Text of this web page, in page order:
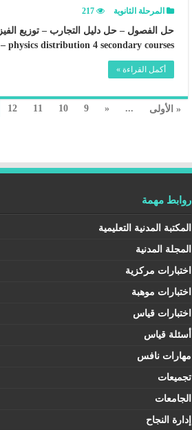
المرحلة الثانوية 217
physics distribution 4 secondary courses …
أكمل القراءة »
« الأولى ...
«
9
10
11
12
روابط مهمة
المكتبة المدنية التعليمية
المجلة المدنية
اختبارات مركزية
اختبارات موهبة
اختبارات قياس
أسئلة قياس
مهارات نافس
تجميعات
الجامعات
إدارة النجاح